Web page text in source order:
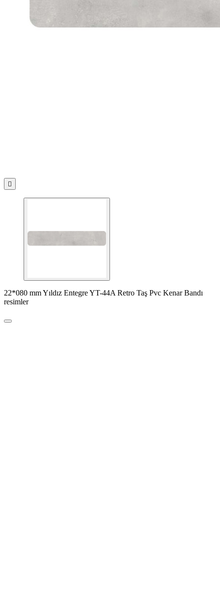

22*080 mm Yıldız Entegre YT-44A Retro Taş Pvc Kenar Bandı
resimler